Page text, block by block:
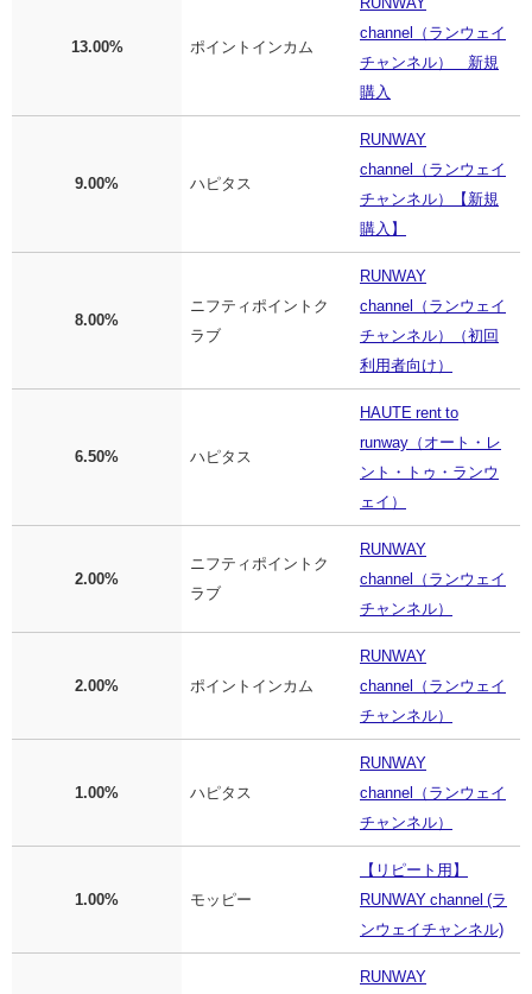
13.00% ポイントインカム
channel（ランウェイ
チャンネル） 新規
購入
9.00% ハピタス
RUNWAY
channel（ランウェイ
チャンネル）【新規
購入】
8.00%
ニフティポイントク
ラブ
RUNWAY
channel（ランウェイ
チャンネル）（初回
利用者向け）
6.50% ハピタス
HAUTE rent to
runway（オート・レ
ント・トゥ・ランウ
ェイ）
2.00%
ニフティポイントク
ラブ
RUNWAY
channel（ランウェイ
チャンネル）
2.00% ポイントインカム
RUNWAY
channel（ランウェイ
チャンネル）
1.00% ハピタス
RUNWAY
channel（ランウェイ
チャンネル）
1.00% モッピー
【リピート用】
RUNWAY channel (ラ
ンウェイチャンネル)
RUNWAY